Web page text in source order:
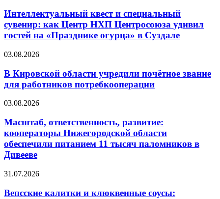
Интеллектуальный квест и специальный
сувенир: как Центр НХП Центросоюза удивил
гостей на «Празднике огурца» в Суздале
03.08.2026
В Кировской области учредили почётное звание
для работников потребкооперации
03.08.2026
Масштаб, ответственность, развитие:
кооператоры Нижегородской области
обеспечили питанием 11 тысяч паломников в
Дивееве
31.07.2026
Вепсские калитки и клюквенные соусы: